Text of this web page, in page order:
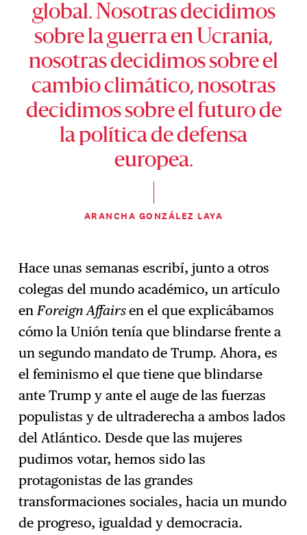
global. Nosotras decidimos
sobre la guerra en Ucrania,
nosotras decidimos sobre el
cambio climático, nosotras
decidimos sobre el futuro de
la política de defensa
europea.
ARANCHA GONZÁLEZ LAYA
Hace unas semanas escribí, junto a otros
colegas del mundo académico, un artículo
enForeign Affairsen el que explicábamos
cómo la Unión tenía que blindarse frente a
un segundo mandato de Trump. Ahora, es
el feminismo el que tiene que blindarse
ante Trump y ante el auge de las fuerzas
populistas y de ultraderecha a ambos lados
del Atlántico. Desde que las mujeres
pudimos votar, hemos sido las
protagonistas de las grandes
transformaciones sociales, hacia un mundo
de progreso, igualdad y democracia.